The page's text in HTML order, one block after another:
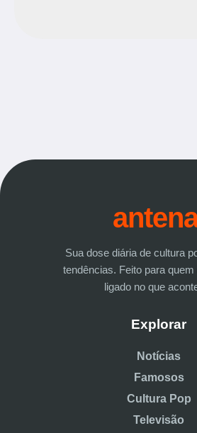
Sua dose diária de cultura
tendências. Feito para
ligado no que
Explorar
Notícias
Famosos
Cultura Pop
Televisão